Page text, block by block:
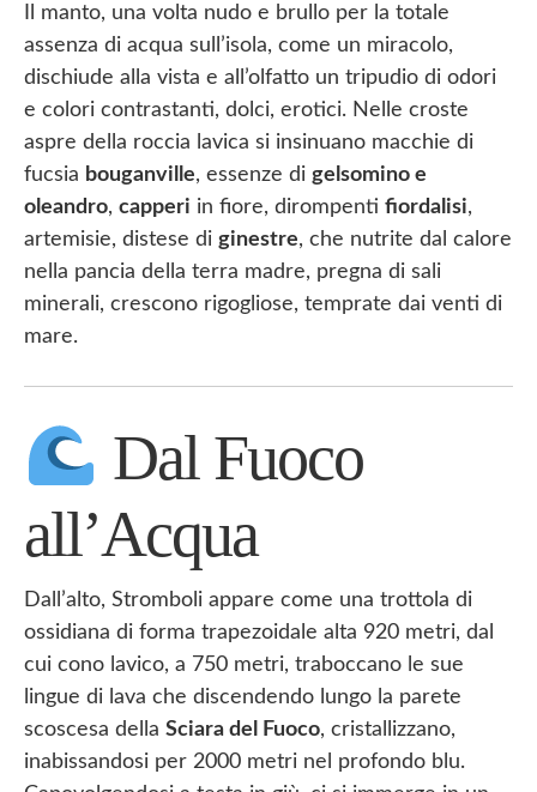
Il manto, una volta nudo e brullo per la totale
assenza di acqua sull’isola, come un miracolo,
dischiude alla vista e all’olfatto un tripudio di odori
e colori contrastanti, dolci, erotici. Nelle croste
aspre della roccia lavica si insinuano macchie di
fucsia bouganville, essenze di gelsomino e
oleandro, capperi in fiore, dirompenti fiordalisi,
artemisie, distese di ginestre, che nutrite dal calore
nella pancia della terra madre, pregna di sali
minerali, crescono rigogliose, temprate dai venti di
mare.
Dal Fuoco
all’Acqua
Dall’alto, Stromboli appare come una trottola di
ossidiana di forma trapezoidale alta 920 metri, dal
cui cono lavico, a 750 metri, traboccano le sue
lingue di lava che discendendo lungo la parete
scoscesa della Sciara del Fuoco, cristallizzano,
inabissandosi per 2000 metri nel profondo blu.